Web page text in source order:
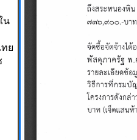
น
ย